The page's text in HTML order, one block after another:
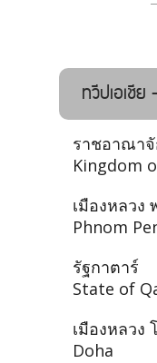
ทวีปเอเชีย
ราชอาณา
Kingdom
เมืองหลวง
Phnom
รัฐกาตาร์
State of
เมืองหลวง
Doha